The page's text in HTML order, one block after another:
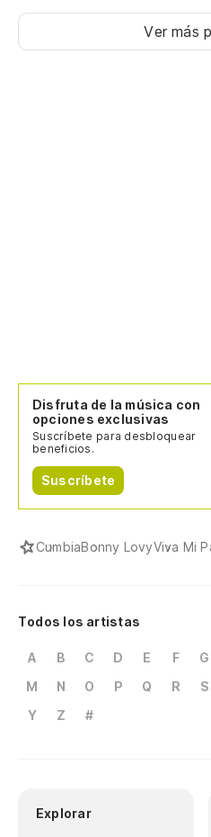
Ver más
Disfruta de la música con
opciones exclusivas
Suscríbete para desbloquear
beneficios.
Suscríbete
CumbiaBonny LovyViva Mi
Todos los artistas
A B C D E F G
M
N O P Q R S
Y
Z #
Explorar